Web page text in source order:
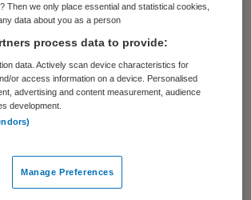
rond de overheveling van
meldt Psy.
hebben wij om overleg
zeblijft weigeren
zegt voorzitter
Then we only place essential and statistical cookies,
data about you as a person
process data to provide:
data. Actively scan device characteristics for
or access information on a device. Personalised
advertising and content measurement, audience
development.
Manage Preferences